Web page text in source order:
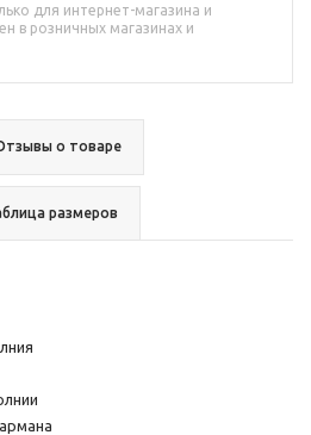
для интернет-магазина и
в розничных магазинах и
о товаре
размеров